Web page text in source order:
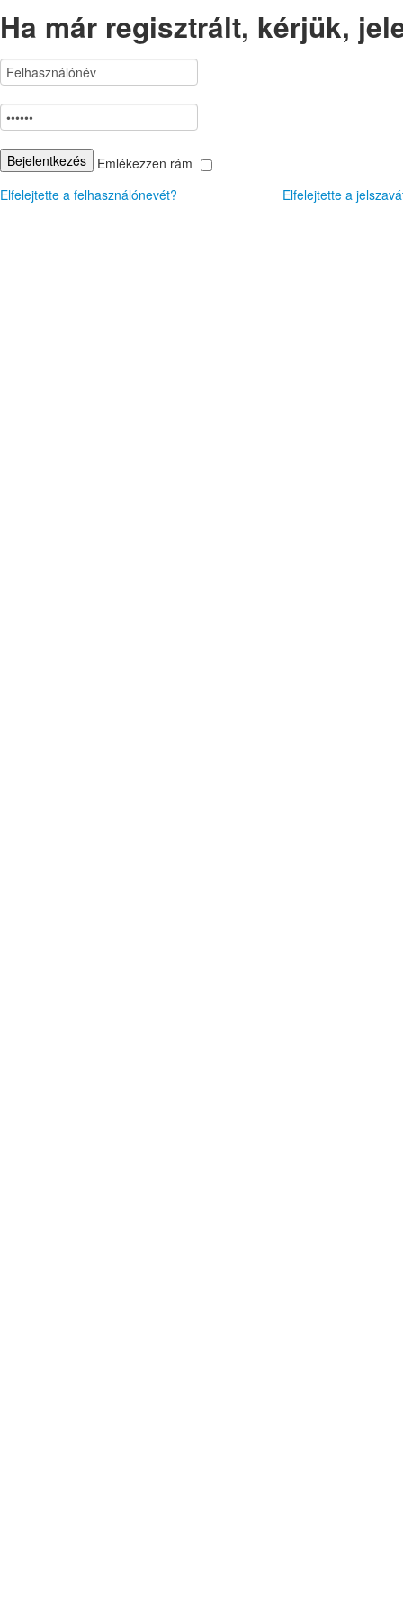
Ha már regisztrált, kérjük,
Emlékezzen rám
Elfelejtette a felhasználónevét?
Elfelejtette a